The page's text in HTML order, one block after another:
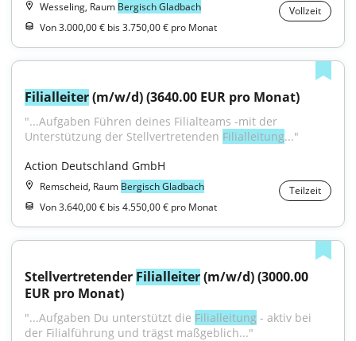
Wesseling, Raum Bergisch Gladbach
Vollzeit
Von 3.000,00 € bis 3.750,00 € pro Monat
Filialleiter (m/w/d) (3640.00 EUR pro Monat)
"...Aufgaben Führen deines Filialteams -mit der
Unterstützung der Stellvertretenden Filialleitung..."
Action Deutschland GmbH
Remscheid, Raum Bergisch Gladbach
Teilzeit
Von 3.640,00 € bis 4.550,00 € pro Monat
Stellvertretender Filialleiter (m/w/d) (3000.00
EUR pro Monat)
"...Aufgaben Du unterstützt die Filialleitung - aktiv bei
der Filialführung und trägst maßgeblich..."